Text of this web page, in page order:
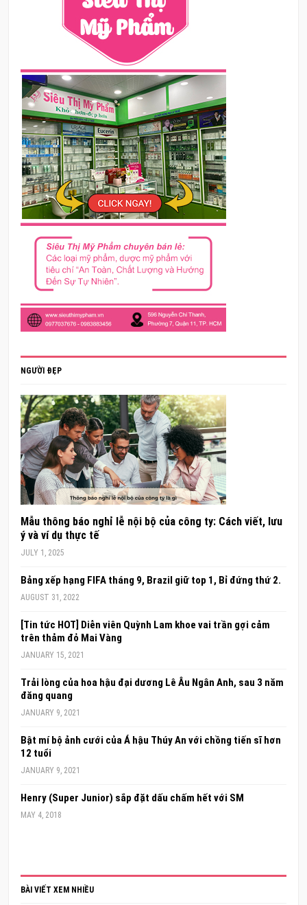
NGƯỜI ĐẸP
Mẫu thông báo nghỉ lễ nội bộ của công ty: Cách viết, lưu
ý và ví dụ thực tế
JULY 1, 2025
Bảng xếp hạng FIFA tháng 9, Brazil giữ top 1, Bỉ đứng thứ 2.
AUGUST 31, 2022
[Tin tức HOT] Diễn viên Quỳnh Lam khoe vai trần gợi cảm
trên thảm đỏ Mai Vàng
JANUARY 15, 2021
Trải lòng của hoa hậu đại dương Lê Âu Ngân Anh, sau 3 năm
đăng quang
JANUARY 9, 2021
Bật mí bộ ảnh cưới của Á hậu Thúy An với chồng tiến sĩ hơn
12 tuổi
JANUARY 9, 2021
Henry (Super Junior) sắp đặt dấu chấm hết với SM
MAY 4, 2018
BÀI VIẾT XEM NHIỀU